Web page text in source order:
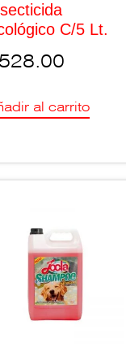
C/5 Lt.
528.00
al carrito